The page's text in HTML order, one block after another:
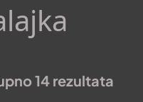
14 rezultata